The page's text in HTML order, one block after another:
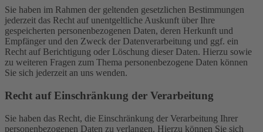
Sie haben im Rahmen der geltenden gesetzlichen Bestimmungen
jederzeit das Recht auf unentgeltliche Auskunft über Ihre
gespeicherten personenbezogenen Daten, deren Herkunft und
Empfänger und den Zweck der Datenverarbeitung und ggf. ein
Recht auf Berichtigung oder Löschung dieser Daten. Hierzu sowie
zu weiteren Fragen zum Thema personenbezogene Daten können
Sie sich jederzeit an uns wenden.
Recht auf Einschränkung der Verarbeitung
Sie haben das Recht, die Einschränkung der Verarbeitung Ihrer
personenbezogenen Daten zu verlangen. Hierzu können Sie sich